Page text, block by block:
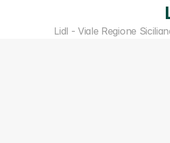
Lidl - Viale Regione